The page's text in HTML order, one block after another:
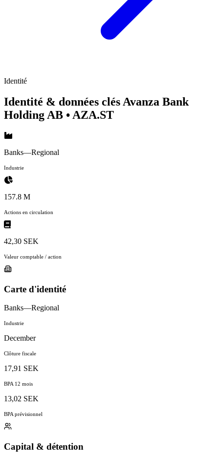
Identité
Identité & données clés Avanza Bank
Holding AB • AZA.ST
Banks—Regional
Industrie
157.8 M
Actions en circulation
42,30 SEK
Valeur comptable / action
Carte d'identité
Banks—Regional
Industrie
December
Clôture fiscale
17,91 SEK
BPA 12 mois
13,02 SEK
BPA prévisionnel
Capital & détention